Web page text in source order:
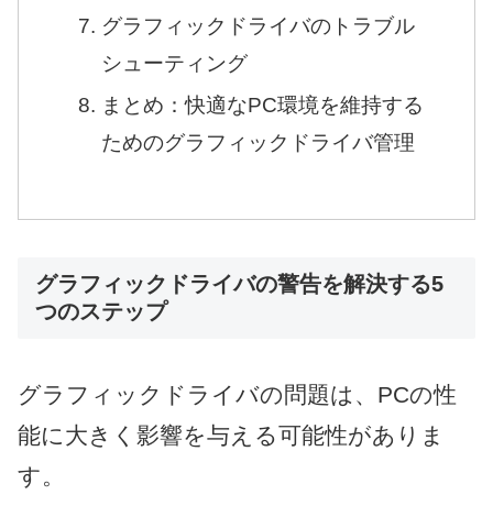
グラフィックドライバのトラブル
シューティング
まとめ：快適なPC環境を維持する
ためのグラフィックドライバ管理
グラフィックドライバの警告を解決する5
つのステップ
グラフィックドライバの問題は、PCの性
能に大きく影響を与える可能性がありま
す。